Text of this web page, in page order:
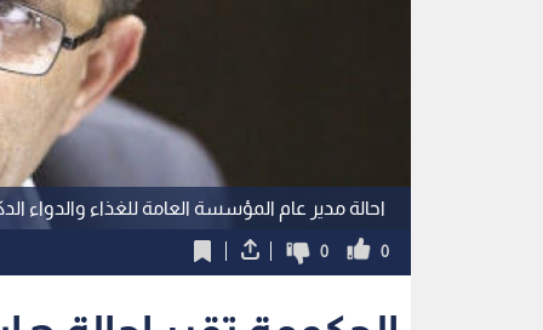
احالة مدير عام المؤسسة العامة للغذاء والدواء
0
0